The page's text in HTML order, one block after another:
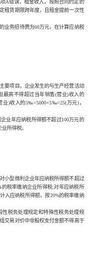
错误，租金收入，按照合同约定的
租赁期限跨年度，且租金提前一次性
务招待费为60万元，在计算应纳税
项目。企业发生的与生产经营活动
最高不得超过当年销售(营业)收入的
业)收入的5‰=5000×5‰=25(万元)，
业年应纳税所得额不超过100万元的
所得税。
小型微利企业年应纳税所得额不超过
的税率缴纳企业所得税;对年应纳税所
入应纳税所得额，按20%的税率缴纳
税务处理规定和特殊性税务处理规
交易对价中非股权支付金额不得高于